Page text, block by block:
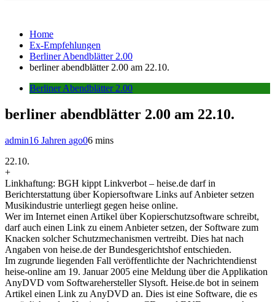
Home
Ex-Empfehlungen
Berliner Abendblätter 2.00
berliner abendblätter 2.00 am 22.10.
Berliner Abendblätter 2.00
berliner abendblätter 2.00 am 22.10.
admin16 Jahren ago06 mins
22.10.
+
Linkhaftung: BGH kippt Linkverbot – heise.de darf in
Berichterstattung über Kopiersoftware Links auf Anbieter setzen
Musikindustrie unterliegt gegen heise online.
Wer im Internet einen Artikel über Kopierschutzsoftware schreibt,
darf auch einen Link zu einem Anbieter setzen, der Software zum
Knacken solcher Schutzmechanismen vertreibt. Dies hat nach
Angaben von heise.de der Bundesgerichtshof entschieden.
Im zugrunde liegenden Fall veröffentlichte der Nachrichtendienst
heise-online am 19. Januar 2005 eine Meldung über die Applikation
AnyDVD vom Softwarehersteller Slysoft. Heise.de bot in seinem
Artikel einen Link zu AnyDVD an. Dies ist eine Software, die es